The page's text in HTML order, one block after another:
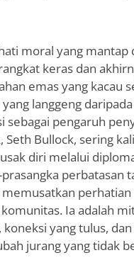
moral yang
keras dan
emas yang kacau
langgeng
sebagai pengaruh
Bullock, sering
diri melalui
perbatasan
Ia adalah
yang tulus,
jurang yang tidak